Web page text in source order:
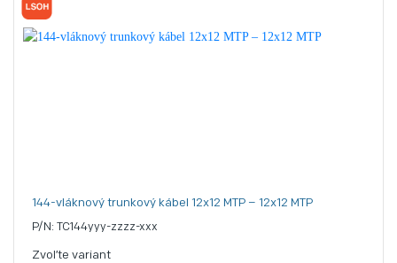
144-vláknový trunkový kábel 12x12 MTP – 12x12 MTP
P/N: TC144yyy-zzzz-xxx
Zvoľte variant